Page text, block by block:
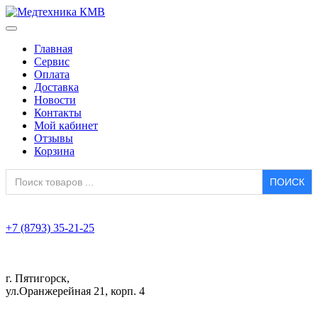
Главная
Сервис
Оплата
Доставка
Новости
Контакты
Мой кабинет
Отзывы
Корзина
Search
for:
+7 (8793) 35-21-25
г. Пятигорск,
ул.Оранжерейная 21, корп. 4